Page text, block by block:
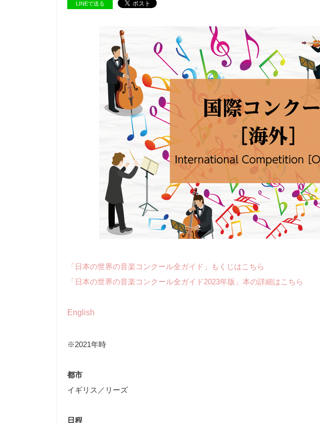
LINEで送る
「日本の世界の音楽コンクール全ガイド」もくじはこちら
「日本の世界の音楽コンクール全ガイド2023年版」本の詳細はこちら
English
※2021年時
都市
イギリス／リーズ
日程